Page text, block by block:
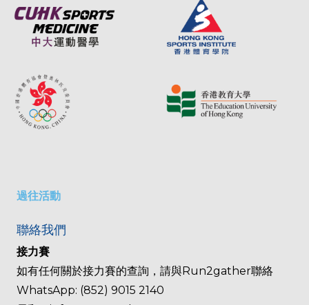
過往活動
聯絡我們
接力賽
如有任何關於接力賽的查詢，請與Run2gather聯絡
WhatsApp: (852) 9015 2140